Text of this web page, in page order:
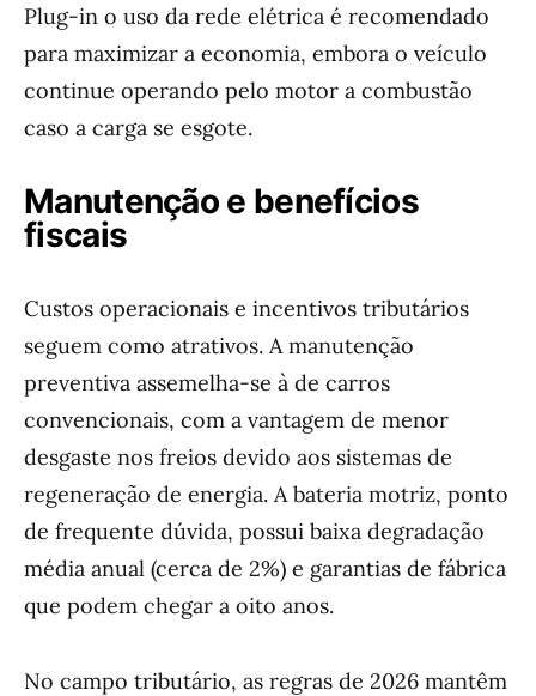
Plug-in o uso da rede elétrica é recomendado
para maximizar a economia, embora o veículo
continue operando pelo motor a combustão
caso a carga se esgote.
Manutenção e benefícios
fiscais
Custos operacionais e incentivos tributários
seguem como atrativos. A manutenção
preventiva assemelha-se à de carros
convencionais, com a vantagem de menor
desgaste nos freios devido aos sistemas de
regeneração de energia. A bateria motriz, ponto
de frequente dúvida, possui baixa degradação
média anual (cerca de 2%) e garantias de fábrica
que podem chegar a oito anos.
No campo tributário, as regras de 2026 mantêm